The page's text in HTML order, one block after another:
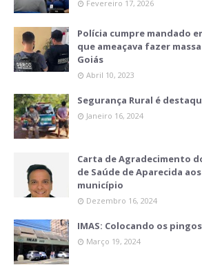
Fevereiro 17, 2026
Polícia cumpre mandado
que ameaçava fazer
Goiás
Abril 10, 2023
Segurança Rural é
Janeiro 16, 2024
Carta de Agradecimento
de Saúde de Aparecida
município
Dezembro 16, 2024
IMAS: Colocando os
Março 19, 2024